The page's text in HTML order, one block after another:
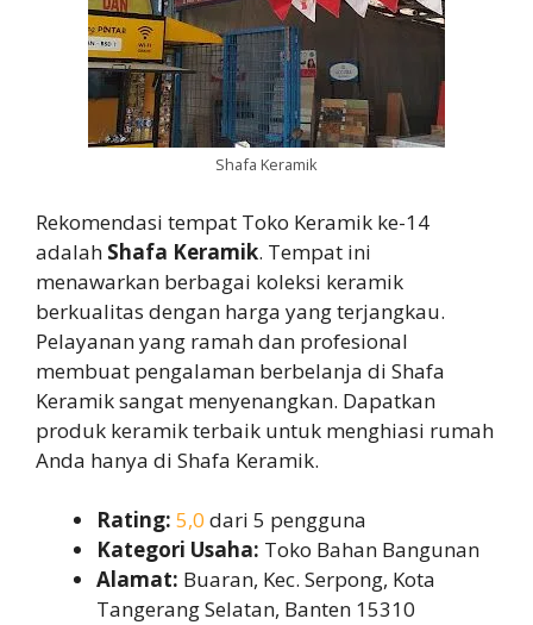
Shafa Keramik
Rekomendasi tempat Toko Keramik ke-14
adalah Shafa Keramik. Tempat ini
menawarkan berbagai koleksi keramik
berkualitas dengan harga yang terjangkau.
Pelayanan yang ramah dan profesional
membuat pengalaman berbelanja di Shafa
Keramik sangat menyenangkan. Dapatkan
produk keramik terbaik untuk menghiasi rumah
Anda hanya di Shafa Keramik.
Rating: 5,0 dari 5 pengguna
Kategori Usaha: Toko Bahan Bangunan
Alamat: Buaran, Kec. Serpong, Kota
Tangerang Selatan, Banten 15310